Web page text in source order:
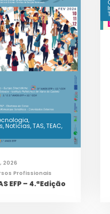
,
,Notícias,TAS,TEAC,
2026
Profissionais
EFP – 4.ªEdição